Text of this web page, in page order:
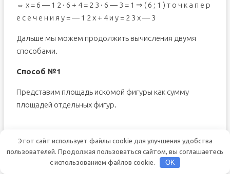
⇔ x = 6 — 1 2 · 6 + 4 = 2 3 · 6 — 3 = 1 ⇒ ( 6 ; 1 ) т о ч к а п е р
е с е ч е н и я y = — 1 2 x + 4 и y = 2 3 x — 3
Дальше мы можем продолжить вычисления двумя
способами.
Способ №1
Представим площадь искомой фигуры как сумму
площадей отдельных фигур.
S ( G ) = ∫ 4 6 x — — 1 2 x + 4 d x + ∫ 6 9 x — 2 3 x — 3 d x = = 2
3 x 3 2 + x 2 4 — 4 x 4 6 + 2 3 x 3 2 — x 2 3 + 3 x 6 9 = = 2 3 · 6
Этот сайт использует файлы cookie для улучшения удобства
пользователей. Продолжая пользоваться сайтом, вы соглашаетесь
с использованием файлов cookie.
OK